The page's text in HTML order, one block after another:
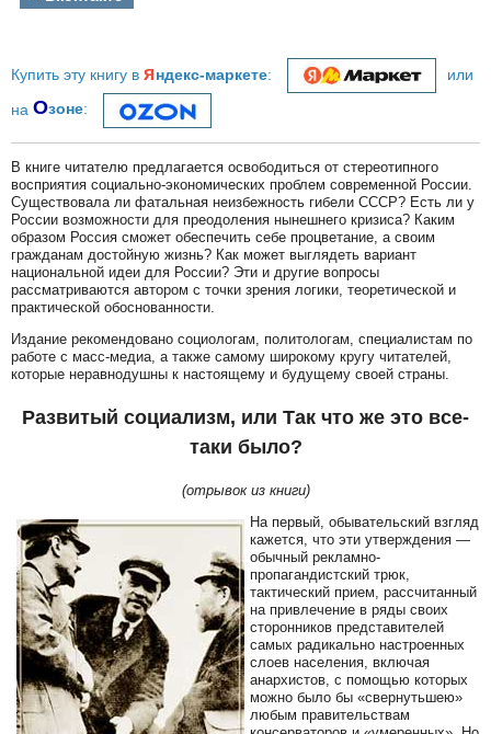
Купить эту книгу в яндекс-маркете: или
на Озоне:
В книге читателю предлагается освободиться от стереотипного
восприятия социально-экономических проблем современной России.
Существовала ли фатальная неизбежность гибели СССР? Есть ли у
России возможности для преодоления нынешнего кризиса? Каким
образом Россия сможет обеспечить себе процветание, а своим
гражданам достойную жизнь? Как может выглядеть вариант
национальной идеи для России? Эти и другие вопросы
рассматриваются автором с точки зрения логики, теоретической и
практической обоснованности.
Издание рекомендовано социологам, политологам, специалистам по
работе с масс-медиа, а также самому широкому кругу читателей,
которые неравнодушны к настоящему и будущему своей страны.
Развитый социализм, или Так что же это все-
таки было?
(отрывок из книги)
На первый, обывательский взгляд
кажется, что эти утверждения —
обычный рекламно-
пропагандистский трюк,
тактический прием, рассчитанный
на привлечение в ряды своих
сторонников представителей
самых радикально настроенных
слоев населения, включая
анархистов, с помощью которых
можно было бы «свернутьшею»
любым правительствам